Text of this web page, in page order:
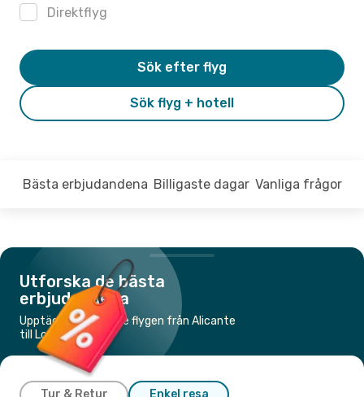
Direktflyg
Sök flyg + hotell
Sök efter flyg
Bästa erbjudandena Billigaste dagar Vanliga frågor
Utforska de bästa
erbjudandena
Upptäck de billigaste flygen från Alicante
till London
Tur & Retur Enkel resa